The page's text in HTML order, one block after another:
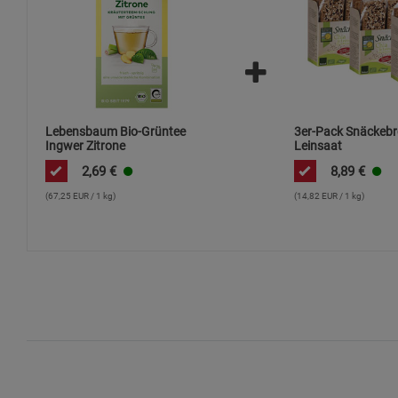
Lebensbaum Bio-Grüntee
Ingwer Zitrone
2,69 €
(67,25 EUR / 1 kg)
3er-Pack
Leinsaat
8,89 €
(14,82 EUR / 1 kg)